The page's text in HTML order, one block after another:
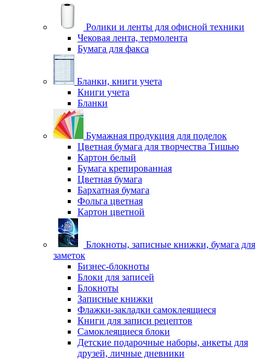
Ролики и ленты для офисной техники
Чековая лента, термолента
Бумага для факса
Бланки, книги учета
Книги учета
Бланки
Бумажная продукция для поделок
Цветная бумага для творчества Тишью
Картон белый
Бумага крепированная
Цветная бумага
Бархатная бумага
Фольга цветная
Картон цветной
Блокноты, записные книжки, бумага для
заметок
Бизнес-блокноты
Блоки для записей
Блокноты
Записные книжки
Флажки-закладки самоклеящиеся
Книги для записи рецептов
Самоклеящиеся блоки
Детские подарочные наборы, анкеты для
друзей, личные дневники